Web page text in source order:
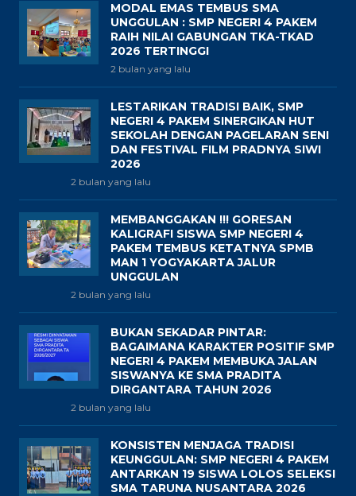
MODAL EMAS TEMBUS SMA
UNGGULAN : SMP NEGERI 4 PAKEM
RAIH NILAI GABUNGAN TKA-TKAD
2026 TERTINGGI
2 bulan yang lalu
LESTARIKAN TRADISI BAIK, SMP
NEGERI 4 PAKEM SINERGIKAN HUT
SEKOLAH DENGAN PAGELARAN SENI
DAN FESTIVAL FILM PRADNYA SIWI
2026
2 bulan yang lalu
MEMBANGGAKAN !!! GORESAN
KALIGRAFI SISWA SMP NEGERI 4
PAKEM TEMBUS KETATNYA SPMB
MAN 1 YOGYAKARTA JALUR
UNGGULAN
2 bulan yang lalu
BUKAN SEKADAR PINTAR:
BAGAIMANA KARAKTER POSITIF SMP
NEGERI 4 PAKEM MEMBUKA JALAN
SISWANYA KE SMA PRADITA
DIRGANTARA TAHUN 2026
2 bulan yang lalu
KONSISTEN MENJAGA TRADISI
KEUNGGULAN: SMP NEGERI 4 PAKEM
ANTARKAN 19 SISWA LOLOS SELEKSI
SMA TARUNA NUSANTARA 2026